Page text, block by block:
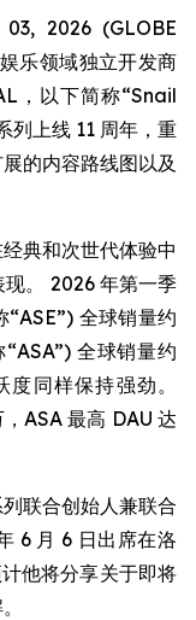
2026 (GLOBE
乐领域独立开发商
，以下简称“Snail
列上线 11 周年，重
的内容路线图以及
典和次世代体验中
。 2026 年第一季
“ASE”) 全球销量约
“ASA”) 全球销量约
同样保持强劲。
ASA 最高 DAU 达
联合创始人兼联合
6 月 6 日出席在洛
他将分享关于即将